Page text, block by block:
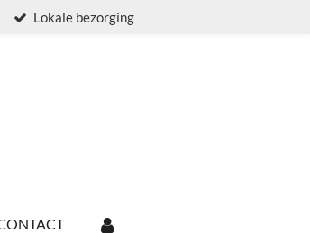
Lokale bezorging